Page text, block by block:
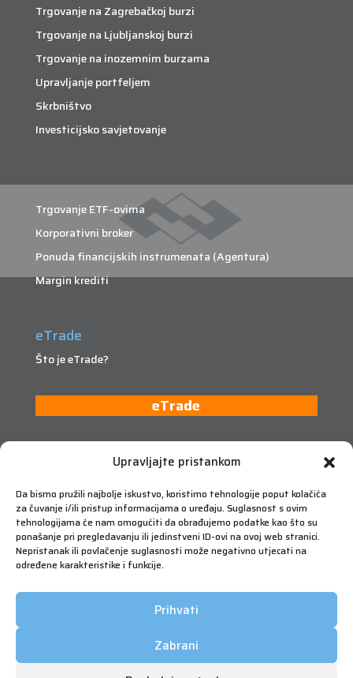
Upravljajte pristankom
Da bismo pružili najbolje iskustvo, koristimo tehnologije poput kolačića
za čuvanje i/ili pristup informacijama o uređaju. Suglasnost s ovim
tehnologijama će nam omogućiti da obrađujemo podatke kao što su
ponašanje pri pregledavanju ili jedinstveni ID-ovi na ovoj web stranici.
Nepristanak ili povlačenje suglasnosti može negativno utjecati na
određene karakteristike i funkcije.
Prihvati
Zabrani
Trgovanje na Zagrebačkoj burzi
Trgovanje na Ljubljanskoj burzi
Trgovanje na inozemnim burzama
Upravljanje portfeljem
Skrbništvo
Investicijsko savjetovanje
Trgovanje ETF-ovima
Korporativni broker
Ponuda financijskih instrumenata (Agentura)
Margin krediti
eTrade
Što je eTrade?
eTrade